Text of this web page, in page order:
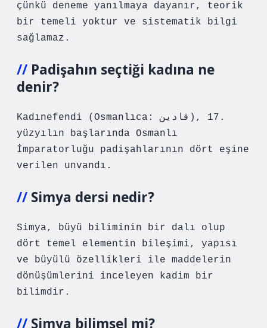
çünkü deneme yanılmaya dayanır, teorik
bir temeli yoktur ve sistematik bilgi
sağlamaz.
Padişahın seçtiği kadına ne
denir?
Kadınefendi (Osmanlıca: قادین), 17.
yüzyılın başlarında Osmanlı
İmparatorluğu padişahlarının dört eşine
verilen unvandı.
Simya dersi nedir?
Simya, büyü biliminin bir dalı olup
dört temel elementin bileşimi, yapısı
ve büyülü özellikleri ile maddelerin
dönüşümlerini inceleyen kadim bir
bilimdir.
Simya bilimsel mi?